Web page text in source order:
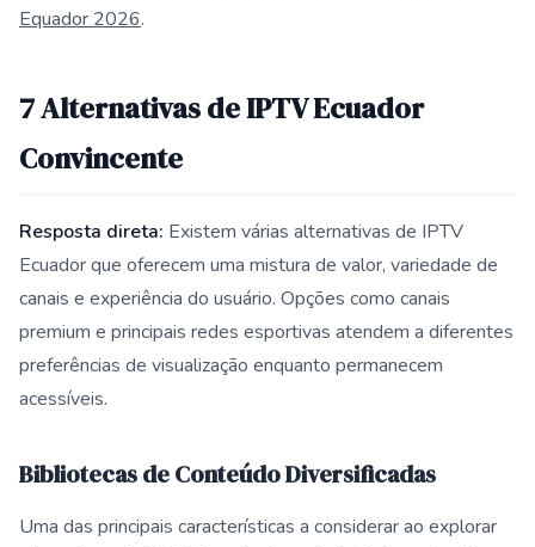
Equador 2026.
7 Alternativas de IPTV Ecuador
Convincente
Resposta direta: Existem várias alternativas de IPTV
Ecuador que oferecem uma mistura de valor, variedade de
canais e experiência do usuário. Opções como canais
premium e principais redes esportivas atendem a diferentes
preferências de visualização enquanto permanecem
acessíveis.
Bibliotecas de Conteúdo Diversificadas
Uma das principais características a considerar ao explorar